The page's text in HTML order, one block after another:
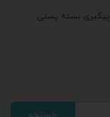
پیگیری بسته پستی